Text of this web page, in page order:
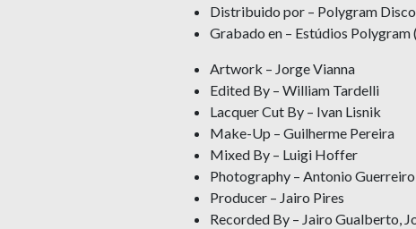
Distribuido por – Polygram
Grabado en – Estúdios Polygram
Artwork – Jorge Vianna
Edited By – William Tardelli
Lacquer Cut By – Ivan Lisnik
Make-Up – Guilherme Pereira
Mixed By – Luigi Hoffer
Photography – Antonio Guerreiro
Producer – Jairo Pires
Recorded By – Jairo Gualberto,